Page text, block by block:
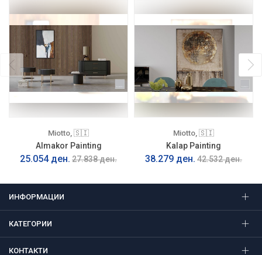
Miotto, 🇸🇮
Almakor Painting
25.054 ден. 27.838 ден.
Miotto, 🇸🇮
Kalap Painting
38.279 ден. 42.532 ден.
ИНФОРМАЦИИ
КАТЕГОРИИ
КОНТАКТИ